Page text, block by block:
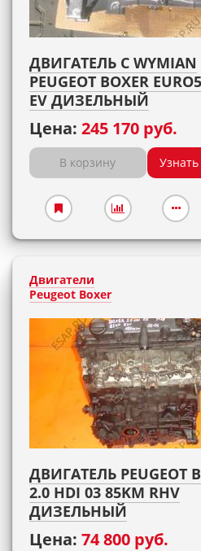
ДВИГАТЕЛЬ С WYMIAN
PEUGEOT BOXER
EV ДИЗЕЛЬНЫЙ
Цена: 245 170 руб.
В корзину
Двигатели
Peugeot Boxer
ДВИГАТЕЛЬ PEUGEOT
2.0 HDI 03 85KM RHV
ДИЗЕЛЬНЫЙ
Цена: 74 800 руб.